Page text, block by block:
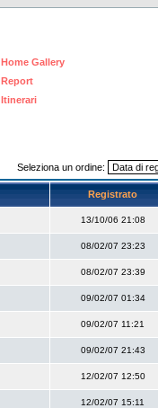
Home Gallery
Report
Itinerari
Seleziona un ordine:
Registrato
13/10/06 21:08
08/02/07 23:23
08/02/07 23:39
09/02/07 01:34
09/02/07 11:21
09/02/07 21:43
12/02/07 12:50
12/02/07 15:11